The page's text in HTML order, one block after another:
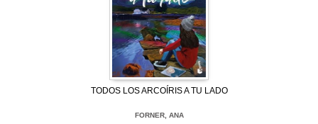
TODOS LOS ARCOÍRIS A TU LADO
FORNER, ANA